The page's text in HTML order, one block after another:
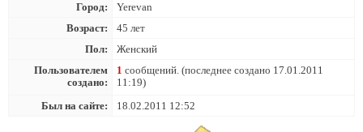
Город:
Yerevan
Возраст:
45 лет
Пол:
Женский
Пользователем
создано:
1 сообщений. (последнее создано 17.01.2011
11:19)
Был на сайте:
18.02.2011 12:52